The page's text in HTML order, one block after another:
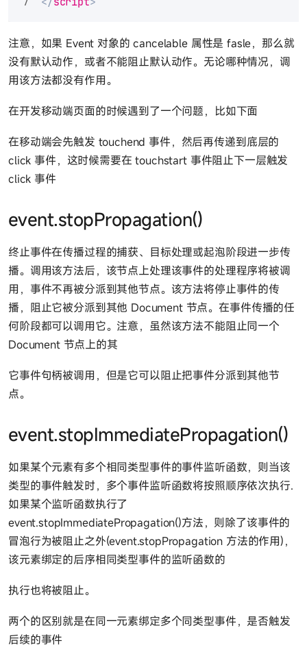
注意，如果 Event 对象的 cancelable 属性是 fasle，那么就
没有默认动作，或者不能阻止默认动作。无论哪种情况，调
用该方法都没有作用。
在开发移动端页面的时候遇到了一个问题，比如下面
在移动端会先触发 touchend 事件，然后再传递到底层的
click 事件，这时候需要在 touchstart 事件阻止下一层触发
click 事件
event.stopPropagation()
终止事件在传播过程的捕获、目标处理或起泡阶段进一步传
播。调用该方法后，该节点上处理该事件的处理程序将被调
用，事件不再被分派到其他节点。该方法将停止事件的传
播，阻止它被分派到其他 Document 节点。在事件传播的任
何阶段都可以调用它。注意，虽然该方法不能阻止同一个
Document 节点上的其
它事件句柄被调用，但是它可以阻止把事件分派到其他节
点。
event.stopImmediatePropagation()
如果某个元素有多个相同类型事件的事件监听函数，则当该
类型的事件触发时，多个事件监听函数将按照顺序依次执行.
如果某个监听函数执行了
event.stopImmediatePropagation()方法，则除了该事件的
冒泡行为被阻止之外(event.stopPropagation 方法的作用)，
该元素绑定的后序相同类型事件的监听函数的
执行也将被阻止。
两个的区别就是在同一元素绑定多个同类型事件，是否触发
后续的事件